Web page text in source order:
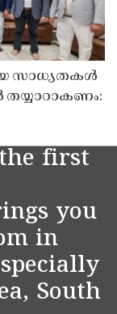
സാധ്യതകൾ
first
you
in
South